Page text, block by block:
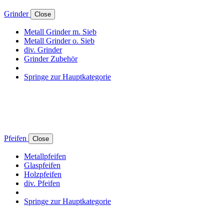
Grinder Close
Metall Grinder m. Sieb
Metall Grinder o. Sieb
div. Grinder
Grinder Zubehör
Springe zur Hauptkategorie
Pfeifen Close
Metallpfeifen
Glaspfeifen
Holzpfeifen
div. Pfeifen
Springe zur Hauptkategorie